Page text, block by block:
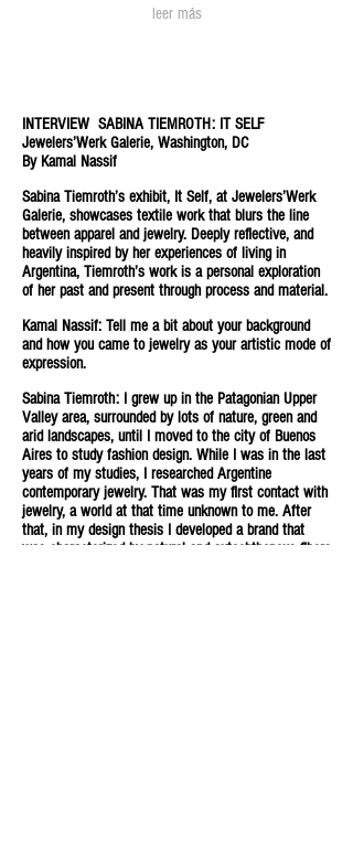
leer más
INTERVIEW SABINA TIEMROTH: IT SELF
Jewelers’Werk Galerie, Washington, DC
By Kamal Nassif
Sabina Tiemroth’s exhibit, It Self, at Jewelers’Werk
Galerie, showcases textile work that blurs the line
between apparel and jewelry. Deeply reflective, and
heavily inspired by her experiences of living in
Argentina, Tiemroth’s work is a personal exploration
of her past and present through process and material.
Kamal Nassif: Tell me a bit about your background
and how you came to jewelry as your artistic mode of
expression.
Sabina Tiemroth: I grew up in the Patagonian Upper
Valley area, surrounded by lots of nature, green and
arid landscapes, until I moved to the city of Buenos
Aires to study fashion design. While I was in the last
years of my studies, I researched Argentine
contemporary jewelry. That was my first contact with
jewelry, a world at that time unknown to me. After
that, in my design thesis I developed a brand that
was characterized by natural and autochthonous fibers